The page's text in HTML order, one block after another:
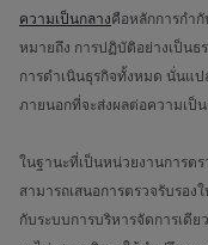
ความเป็นกลางคือหลักการกำ
หมายถึง การปฏิบัติอย่างเป็นธ
การดำเนินธุรกิจทั้งหมด นั่นแ
ภายนอกที่จะส่งผลต่อความเป็
ในฐานะที่เป็นหน่วยงานการตร
สามารถเสนอการตรวจรับรอ
กับระบบการบริหารจัดการเดี